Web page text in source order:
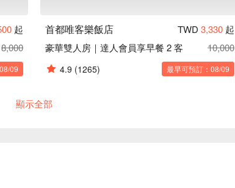
起
8,000
09
首都唯客樂飯店 TWD 3,330 起
豪華雙人房｜達人會員享早餐 2 客
10,000
4.9 (1265) 最早可預訂：08/09
顯示全部